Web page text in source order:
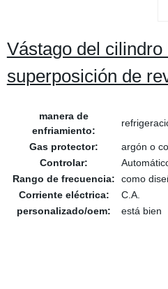
Vástago del
superposición de
manera de
enfriamiento:
Gas protector:
argón o
Controlar:
Rango de frecuencia:
como
Corriente eléctrica:
C.A.
personalizado/oem:
está bien